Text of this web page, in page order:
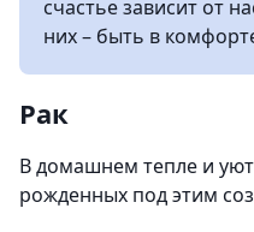
счастье зависит от
них – быть в
Рак
В домашнем тепле и
рожденных под этим